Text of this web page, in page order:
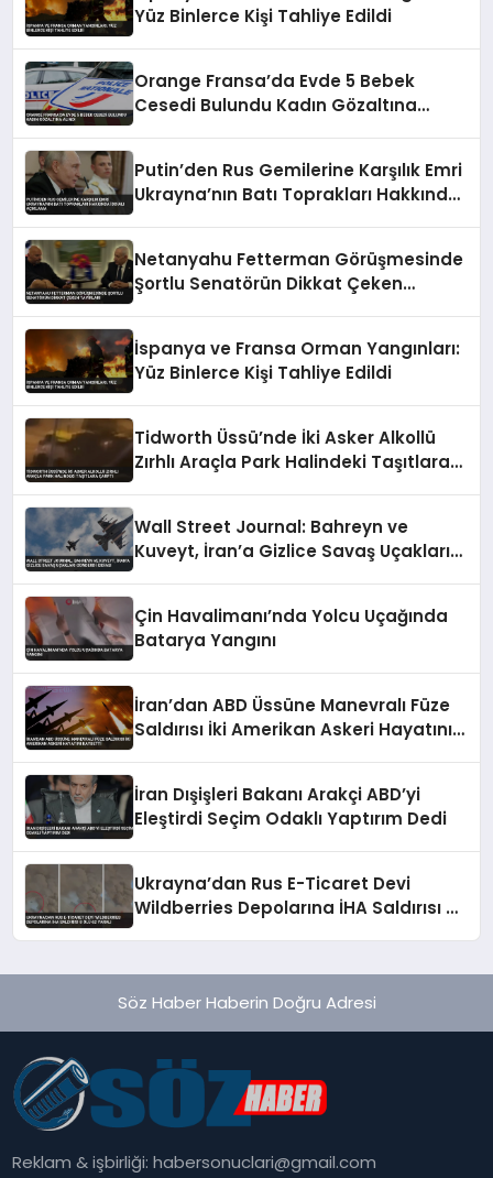
Yüz Binlerce Kişi Tahliye Edildi
Orange Fransa’da Evde 5 Bebek
Cesedi Bulundu Kadın Gözaltına
Putin’den Rus Gemilerine Karşılık Emri
Ukrayna’nın Batı Toprakları Hakkında
Netanyahu Fetterman Görüşmesinde
Şortlu Senatörün Dikkat Çeken
İspanya ve Fransa Orman Yangınları:
Yüz Binlerce Kişi Tahliye Edildi
Tidworth Üssü’nde İki Asker Alkollü
Zırhlı Araçla Park Halindeki Taşıtlara
Wall Street Journal: Bahreyn ve
Kuveyt, İran’a Gizlice Savaş Uçakları
Çin Havalimanı’nda Yolcu Uçağında
Batarya Yangını
İran’dan ABD Üssüne Manevralı Füze
Saldırısı İki Amerikan Askeri Hayatını
İran Dışişleri Bakanı Arakçi ABD’yi
Eleştirdi Seçim Odaklı Yaptırım Dedi
Ukrayna’dan Rus E-Ticaret Devi
Wildberries Depolarına İHA Saldırısı 8
Söz Haber Haberin Doğru Adresi
Reklam & işbirliği:habersonuclari@gmail.com